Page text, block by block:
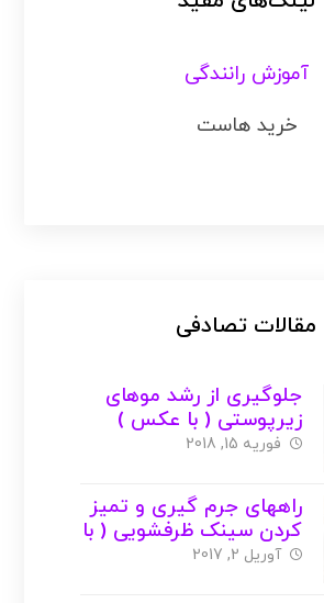
آموزش رانندگی
خرید هاست
مقالات تصادفی
جلوگیری از رشد موهای
زیرپوستی ( با عکس )
فوریه 15, 2018
راههای جرم گیری و تمیز
کردن سینک ظرفشویی ( با
عکس )
آوریل 2, 2017